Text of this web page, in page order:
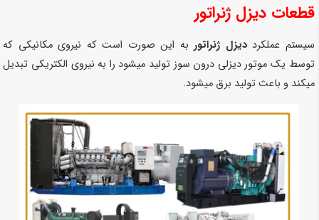
قطعات دیزل ژنراتور
سیستم عملکرددیزل ژنراتوربه این صورت است که نیروی مکانیکی که
توسط یک موتور دیزلی درون سوز تولید میشود را به نیروی الکتریکی تبدیل
میکند و باعث تولید برق میشود.